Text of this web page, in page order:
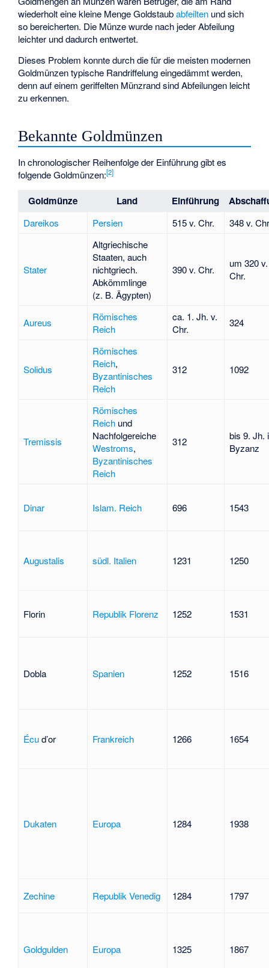
wiederholt eine kleine Menge Goldstaubabfeilten und sich
so bereicherten. Die Münze wurde nach jeder Abfeilung
leichter und dadurch entwertet.
Dieses Problem konnte durch die für die meisten modernen
Goldmünzen typische Randriffelung eingedämmt werden,
denn auf einem geriffelten Münzrand sind Abfeilungen leicht
zu erkennen.
Bekannte Goldmünzen
In chronologischer Reihenfolge der Einführung gibt es
folgende Goldmünzen:[2]
Goldmünze Land Einführung
Dareikos Persien 515 v. Chr. 348 v.
Stater
Altgriechische
Staaten, auch
nichtgriech.
Abkömmlinge
(z. B. Ägypten)
390 v. Chr.
um 320 v.
Chr.
Aureus
Römisches
Reich
ca. 1. Jh. v.
Chr.
324
Solidus
Römisches
Reich,
Byzantinisches
Reich
312 1092
Tremissis
Römisches
Reichund
Nachfolgereiche
Westroms,
Byzantinisches
Reich
312
bis 9. Jh.
Byzanz
Dinar Islam. Reich 696 1543
Augustalis südl. Italien 1231 1250
Florin Republik Florenz 1252 1531
Dobla Spanien 1252 1516
Écud’or Frankreich 1266 1654
Dukaten Europa 1284 1938
Zechine Republik Venedig 1284 1797
Goldgulden Europa 1325 1867